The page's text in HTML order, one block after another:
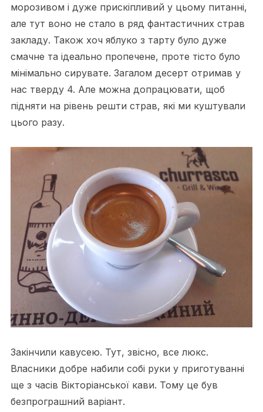
морозивом і дуже прискіпливий у цьому питанні,
але тут воно не стало в ряд фантастичних страв
закладу. Також хоч яблуко з тарту було дуже
смачне та ідеально пропечене, проте тісто було
мінімально сирувате. Загалом десерт отримав у
нас тверду 4. Але можна допрацювати, щоб
підняти на рівень решти страв, які ми куштували
цього разу.
Закінчили кавусею. Тут, звісно, все люкс.
Власники добре набили собі руки у приготуванні
ще з часів Вікторіанської кави. Тому це був
безпрограшний варіант.